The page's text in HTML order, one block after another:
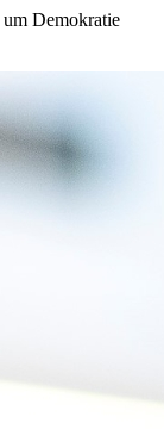
Demokratie